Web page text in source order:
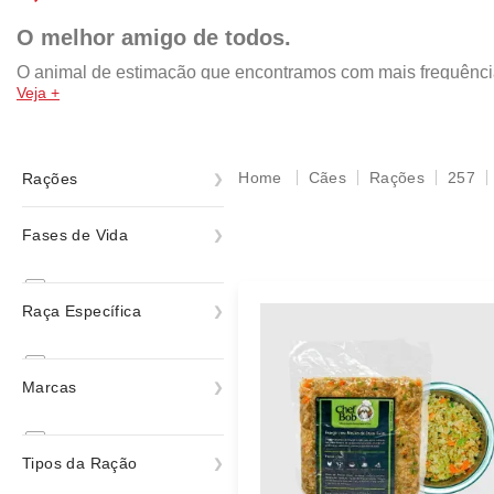
O melhor amigo de todos.
O animal de estimação que encontramos com mais
da pomerania, shih tzu, yorkshire, chow chow, rottweiler,
acessórios e muito mais!
Veja +
Rações
Fases de Vida
Raça Específica
Marcas
Tipos da Ração
Cães Rações 257